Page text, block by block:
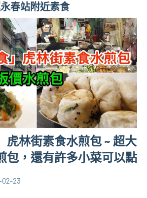
春站附近素食
虎林街素食水煎包 ~ 超大
包，還有許多小菜可以點
02-23